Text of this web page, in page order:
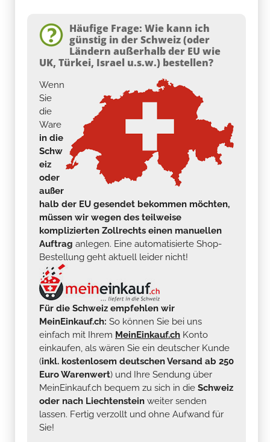
Häufige Frage: Wie kann ich
günstig in der Schweiz (oder
Ländern außerhalb der EU wie
UK, Türkei, Israel u.s.w.) bestellen?
Wenn
Sie
die
Ware
in die
Schw
eiz
oder
außer
halb der EU gesendet bekommen möchten,
müssen wir wegen des teilweise
komplizierten Zollrechts einen manuellen
Auftrag anlegen. Eine automatisierte Shop-
Bestellung geht aktuell leider nicht!
Für die Schweiz empfehlen wir
MeinEinkauf.ch: So können Sie bei uns
einfach mit Ihrem MeinEinkauf.ch Konto
einkaufen, als wären Sie ein deutscher Kunde
(inkl. kostenlosem deutschen Versand ab 250
Euro Warenwert) und Ihre Sendung über
MeinEinkauf.ch bequem zu sich in die Schweiz
oder nach Liechtenstein weiter senden
lassen. Fertig verzollt und ohne Aufwand für
Sie!